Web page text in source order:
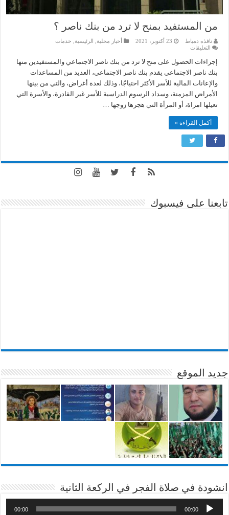
من المستفيد بمنح لا ترد من بنك ناصر ؟
نافذه دمياط 23 أكتوبر، 2021 أخبار محلية الرئيسية
خدمات
التعليقاتعلى
المستفيد
لا
ترد
من
بنك
ناصر
؟
إجراءات الحصول على منح لا ترد من بنك ناصر الاجتماعي والمستفيدين منها
بنك ناصر الاجتماعي يقدم بنك ناصر الاجتماعي، العديد من المساعدات
والإعانات المالية للأسر الأكثر احتياجًا، وذلك لعدة أغراض، والتي من بينها
الأمراض المزمنة، وسداد الرسوم الدراسية للأسر غير القادرة، والأسرة التي
تعيلها امراة، أو المرأة التي هجرها زوجها …
أكمل القراءة »
تابعنا على فيسبوك
جديد الموقع
انشودة في صلاة الفجر في الركعة الثانية
00:00
00:00